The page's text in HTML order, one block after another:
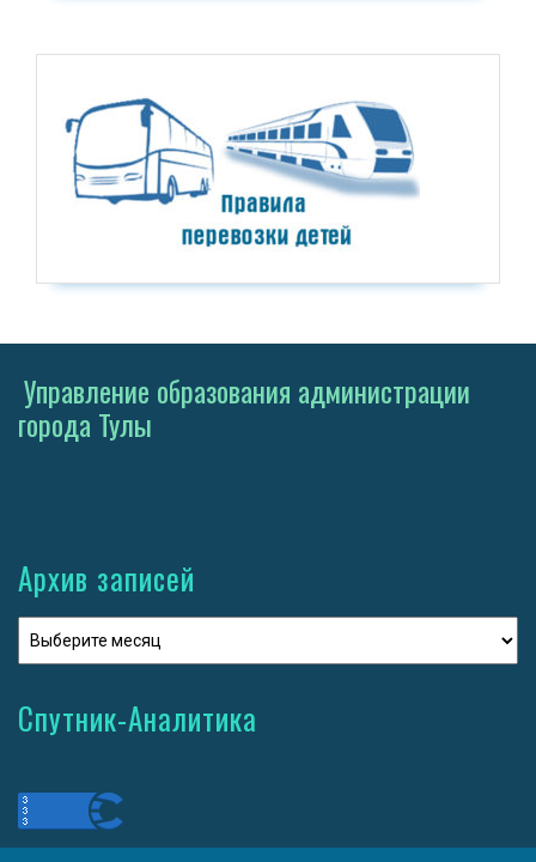
Управление образования администрации
города Тулы
Архив записей
Спутник-Аналитика